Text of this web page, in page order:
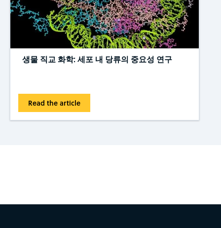
생물 직교 화학: 세포 내 당류의 중요성 연구
Read the article